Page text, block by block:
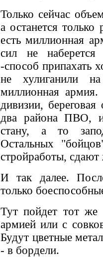
Только сейчас
а останется
есть миллионная
сил не
-способ припахать
не хулиганили
миллионная
дивизии,
два района ПВО,
стану, а то
Остальных
стройработы, сдают
И так далее.
только
Тут пойдет тот же
армией или с
Будут цветные
- в бордели.